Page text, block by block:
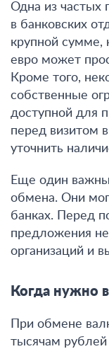
Одна из частых
в банковских
крупной сумме,
евро может
Кроме того,
собственные
доступной для
перед визитом
уточнить
Еще один
обмена. Они
банках. Перед
предложения
организаций и
Когда нужно
При обмене
тысячам рублей